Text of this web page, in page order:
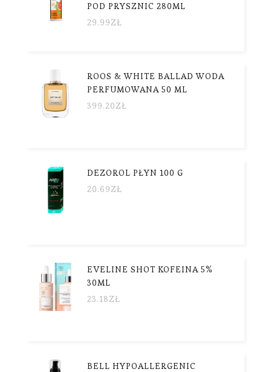
POD PRYSZNIC 280ML
29.99ZŁ
ROOS & WHITE BALLAD WODA
PERFUMOWANA 50 ML
399.20ZŁ
DEZOROL PŁYN 100 G
20.69ZŁ
EVELINE SHOT KOFEINA 5%
30ML
23.18ZŁ
BELL HYPOALLERGENIC